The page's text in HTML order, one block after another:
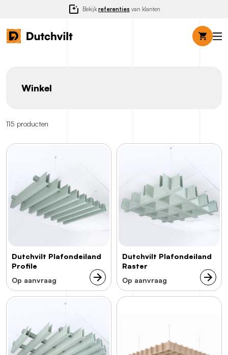
Bekijk referenties van klanten
Winkel
115 producten
Dutchvilt Plafondeiland
Profile
Op aanvraag
Dutchvilt Plafondeiland
Raster
Op aanvraag